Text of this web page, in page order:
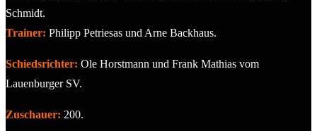
Schmidt.
Trainer: Philipp Petriesas und Arne Backhaus.
Schiedsrichter: Ole Horstmann und Frank Mathias vom
Lauenburger SV.
Zuschauer: 200.